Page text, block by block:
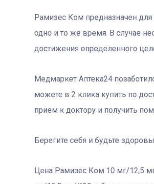
Рамизес Ком предназначен для
одно и то же время. В случае
достижения определенного
Медмаркет Аптека24
можете в 2 клика купить по
прием к доктору и получить
Берегите себя и будьте
Цена Рамизес Ком 10 мг/12,5